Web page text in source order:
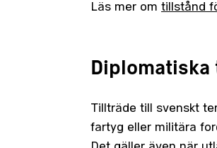
Läs mer om tillstånd
Tillträde till svenskt
fartyg eller militära